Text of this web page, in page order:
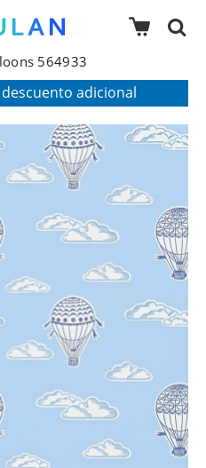
564933
AGOSTO2026
descuento adicional
superiores a 120€